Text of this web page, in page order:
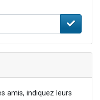
amis, indiquez leurs